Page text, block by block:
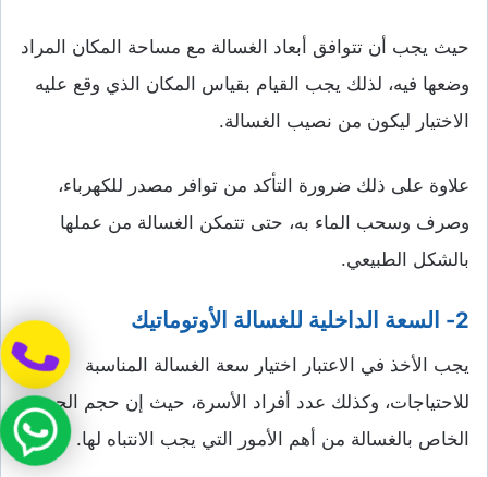
حيث يجب أن تتوافق أبعاد الغسالة مع مساحة المكان المراد
وضعها فيه، لذلك يجب القيام بقياس المكان الذي وقع عليه
الاختيار ليكون من نصيب الغسالة.
علاوة على ذلك ضرورة التأكد من توافر مصدر للكهرباء،
وصرف وسحب الماء به، حتى تتمكن الغسالة من عملها
بالشكل الطبيعي.
2- السعة الداخلية للغسالة الأوتوماتيك
يجب الأخذ في الاعتبار اختيار سعة الغسالة المناسبة
للاحتياجات، وكذلك عدد أفراد الأسرة، حيث إن حجم الحوض
الخاص بالغسالة من أهم الأمور التي يجب الانتباه لها.